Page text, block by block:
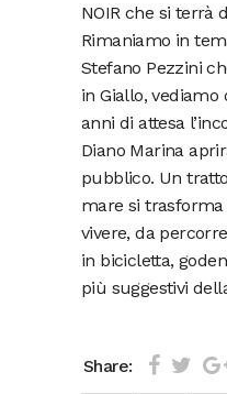
NOIR che si terrà
Rimaniamo in
Stefano Pezzini
in Giallo, vediamo
anni di attesa
Diano Marina
pubblico. Un
mare si
vivere, da
in bicicletta,
più suggestivi
Share: